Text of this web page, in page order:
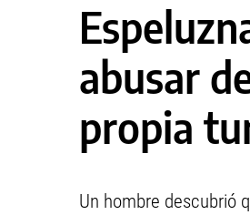
abusar
propia
Un hombre descubrió